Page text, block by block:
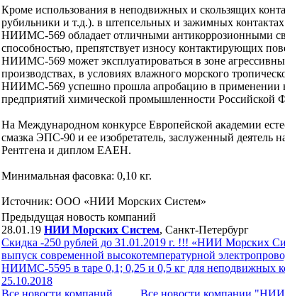
Кроме использования в неподвижных и скользящих
рубильники и т.д.). в штепсельных и зажимных
НИИМС-569 обладает отличными антикоррозионными
способностью, препятствует износу контактирующих
НИИМС-569 может эксплуатироваться в зоне
производствах, в условиях влажного морского
НИИМС-569 успешно прошла апробацию в применении в
предприятий химической промышленности Российской
На Международном конкурсе Европейской академии
смазка ЭПС-90 и ее изобретатель, заслуженный
Рентгена и диплом ЕАЕН.
Минимальная фасовка: 0,10 кг.
Источник: ООО «НИИ Морских Систем»
Предыдущая новость компаний
28.01.19 НИИ Морских Систем, Санкт-Петербург
Скидка -250 рублей до 31.01.2019 г. !!! «НИИ Морских
выпуск современной высокотемпературной
НИИМС-5595 в таре 0,1; 0,25 и 0,5 кг для неподвижных
25.10.2018
Все новости компaний
Все новости компaнии